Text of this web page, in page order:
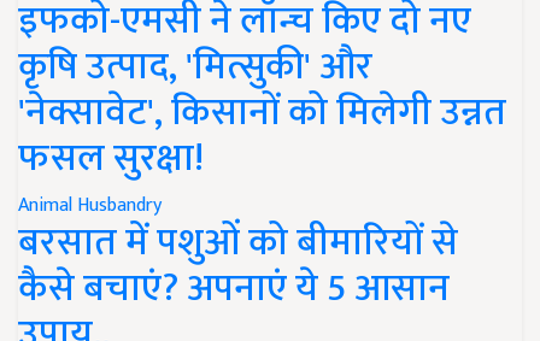
इफको-एमसी ने लॉन्च किए दो नए
कृषि उत्पाद, 'मित्सुकी' और
'नेक्सावेट', किसानों को मिलेगी उन्नत
फसल सुरक्षा!
Animal Husbandry
बरसात में पशुओं को बीमारियों से
कैसे बचाएं? अपनाएं ये 5 आसान